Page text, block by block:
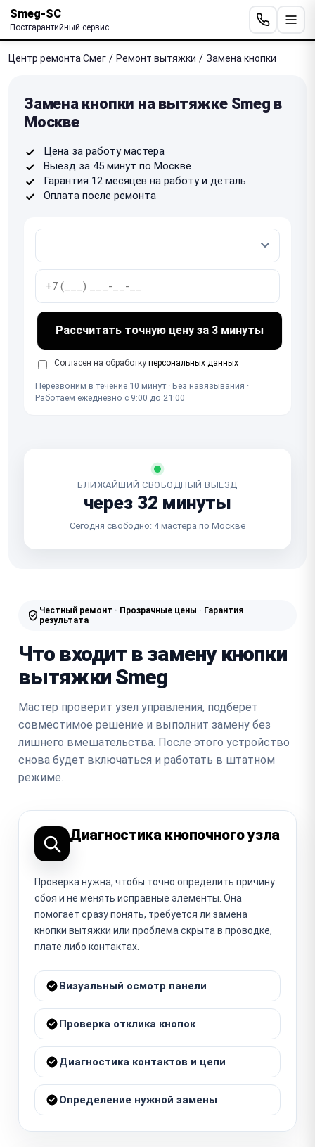
Smeg-SC
Постгарантийный сервис
Центр ремонта Смег / Ремонт вытяжки / Замена кнопки
Замена кнопки на вытяжке Smeg в
Москве
Цена за работу мастера
Выезд за 45 минут по Москве
Гарантия 12 месяцев на работу и деталь
Оплата после ремонта
Рассчитать точную цену за 3 минуты
Согласен на обработку персональных данных
Перезвоним в течение 10 минут · Без навязывания ·
Работаем ежедневно с 9:00 до 21:00
БЛИЖАЙШИЙ СВОБОДНЫЙ ВЫЕЗД
через 32 минуты
Сегодня свободно: 4 мастера по Москве
Честный ремонт · Прозрачные цены · Гарантия
результата
Что входит в замену кнопки
вытяжки Smeg
Мастер проверит узел управления, подберёт
совместимое решение и выполнит замену без
лишнего вмешательства. После этого устройство
снова будет включаться и работать в штатном
режиме.
Диагностика кнопочного узла
Проверка нужна, чтобы точно определить причину
сбоя и не менять исправные элементы. Она
помогает сразу понять, требуется ли замена
кнопки вытяжки или проблема скрыта в проводке,
плате либо контактах.
Визуальный осмотр панели
Проверка отклика кнопок
Диагностика контактов и цепи
Определение нужной замены